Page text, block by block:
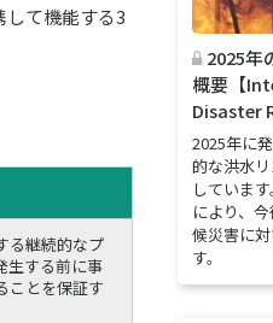
て機能する3
る継続的なプ
生する前に事
ことを保証す
2025年
概要【
Disaster
2025年に
的な洪水
していま
により、
候災害に
す。